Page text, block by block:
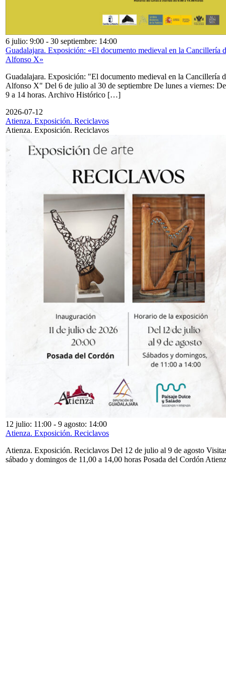
6 julio: 9:00 - 30 septiembre: 14:00
Guadalajara. Exposición: «El documento medieval en la Cancillería
Alfonso X»
Guadalajara. Exposición: "El documento medieval en la Cancillería
Alfonso X" Del 6 de julio al 30 de septiembre De lunes a viernes: De
9 a 14 horas. Archivo Histórico […]
2026-07-12
Atienza. Exposición. Reciclavos
Atienza. Exposición. Reciclavos
12 julio: 11:00 - 9 agosto: 14:00
Atienza. Exposición. Reciclavos
Atienza. Exposición. Reciclavos Del 12 de julio al 9 de agosto
sábado y domingos de 11,00 a 14,00 horas Posada del Cordón